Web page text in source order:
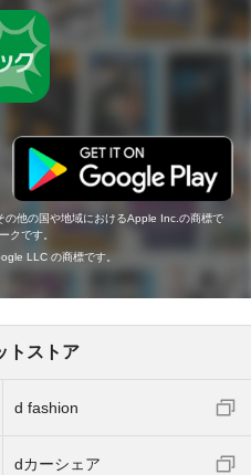
他の国や地域におけるApple Inc.の商標で
クです。
LLC の商標です。
トストア
d fashion
dカーシェア